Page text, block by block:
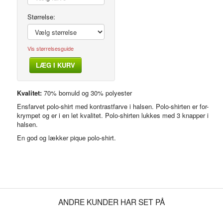
Polo-shirt m. kontrast i hals
Vis størrelsesguide
Størrelse:
LÆG I KURV
Kvalitet:70% bomuld og 30% polyester
Ensfarvet polo-shirt med kontrastfarve i halsen. Polo-shirten er for-
krympet og er i en let kvalitet. Polo-shirten lukkes med 3 knapper i
halsen.
En god og lækker pique polo-shirt.
ANDRE KUNDER HAR SET PÅ